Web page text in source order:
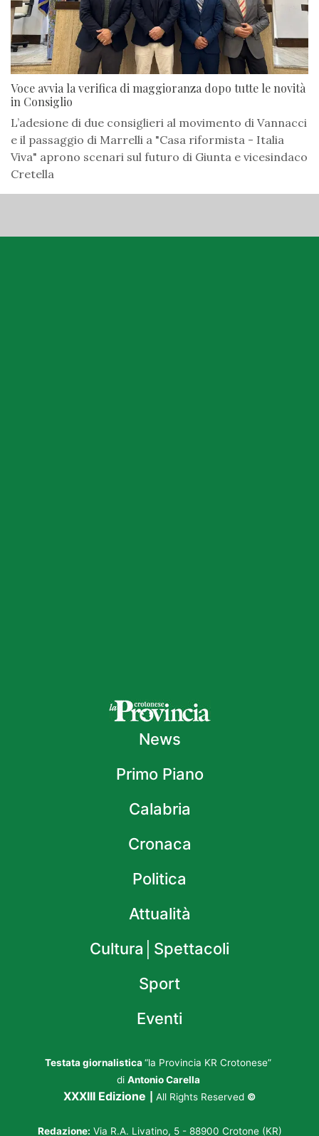
Voce avvia la verifica di maggioranza dopo tutte le novità
in Consiglio
L’adesione di due consiglieri al movimento di Vannacci
e il passaggio di Marrelli a "Casa riformista - Italia
Viva" aprono scenari sul futuro di Giunta e vicesindaco
Cretella
News
Primo Piano
Calabria
Cronaca
Politica
Attualità
Cultura│Spettacoli
Sport
Eventi
Testata giornalistica “la Provincia KR Crotonese”
di Antonio Carella
XXXIII Edizione All Rights Reserved ©
Redazione: Via R.A. Livatino, 5 - 88900 Crotone (KR)